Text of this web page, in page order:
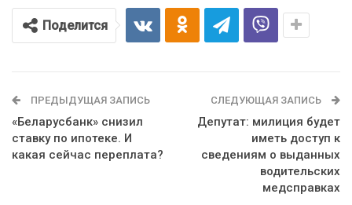
Поделится
ПРЕДЫДУЩАЯ ЗАПИСЬ
«Беларусбанк» снизил
ставку по ипотеке. И
какая сейчас переплата?
СЛЕДУЮЩАЯ ЗАПИСЬ
Депутат: милиция будет
иметь доступ к
сведениям о выданных
водительских
медсправках